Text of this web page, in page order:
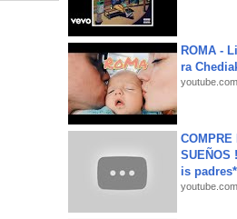
ROMA -
ra
youtube.com
COMPRE
SUEÑOS
is
youtube.com